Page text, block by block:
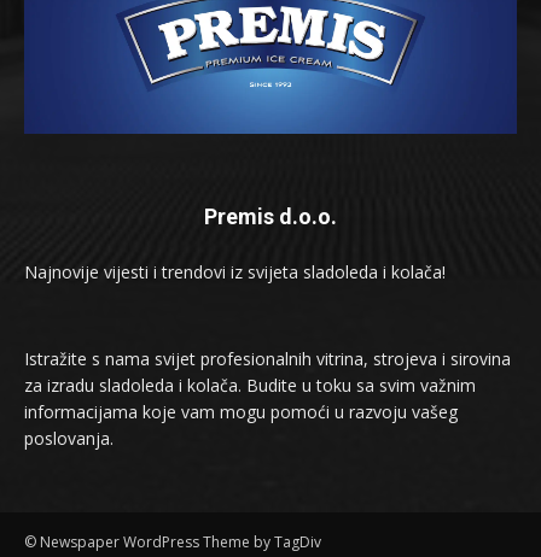
Premis d.o.o.
Najnovije vijesti i trendovi iz svijeta sladoleda i kolača!
Istražite s nama svijet profesionalnih vitrina, strojeva i sirovina
za izradu sladoleda i kolača. Budite u toku sa svim važnim
informacijama koje vam mogu pomoći u razvoju vašeg
poslovanja.
© Newspaper WordPress Theme by TagDiv